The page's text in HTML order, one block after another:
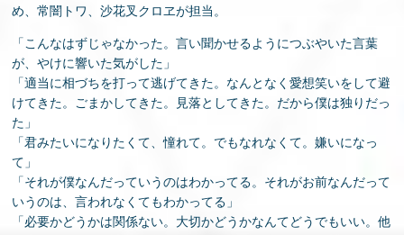
め、常闇トワ、沙花叉クロヱが担当。
「こんなはずじゃなかった。言い聞かせるようにつぶやいた言葉
が、やけに響いた気がした」
「適当に相づちを打って逃げてきた。なんとなく愛想笑いをして避
けてきた。ごまかしてきた。見落としてきた。だから僕は独りだっ
た」
「君みたいになりたくて、憧れて。でもなれなくて。嫌いになっ
て」
「それが僕なんだっていうのはわかってる。それがお前なんだって
いうのは、言われなくてもわかってる」
「必要かどうかは関係ない。大切かどうかなんてどうでもいい。他